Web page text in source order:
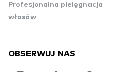
Profesjonalna pielęgnacja
włosów
OBSERWUJ NAS